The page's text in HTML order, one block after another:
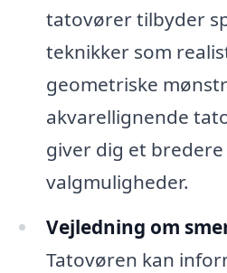
tatovører tilbyder
teknikker som
geometriske
akvarellignende
giver dig et
valgmuligheder.
Vejledning om
Tatovøren kan